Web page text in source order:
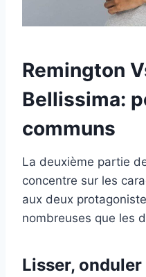
Remington
Bellissima:
communs
La deuxième partie
concentre sur les
aux deux
nombreuses que les
Lisser,